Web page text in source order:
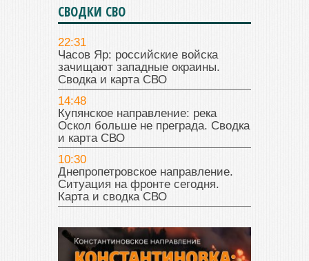
СВОДКИ СВО
22:31
Часов Яр: российские войска
зачищают западные окраины.
Сводка и карта СВО
14:48
Купянское направление: река
Оскол больше не преграда. Сводка
и карта СВО
10:30
Днепропетровское направление.
Ситуация на фронте сегодня.
Карта и сводка СВО